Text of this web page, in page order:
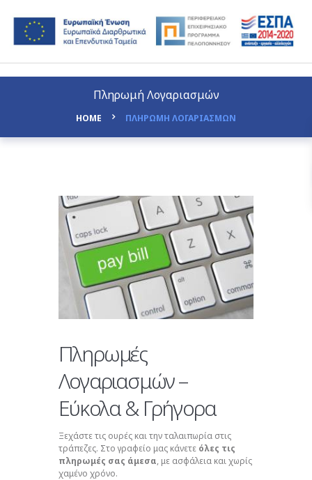
Πληρωμή Λογαριασμών
HOME ΠΛΗΡΩΜΗ ΛΟΓΑΡΙΑΣΜΩΝ
Πληρωμές
Λογαριασμών –
Εύκολα & Γρήγορα
Ξεχάστε τις ουρές και την ταλαιπωρία στις
τράπεζες. Στο γραφείο μας κάνετε όλες τις
πληρωμές σας άμεσα, με ασφάλεια και χωρίς
χαμένο χρόνο.